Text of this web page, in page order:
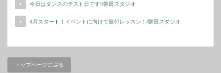
今日はダンスのテスト日です!/磐田スタジオ
4月スタート！イベントに向けて振付レッスン！/磐田スタジオ
トップページに戻る